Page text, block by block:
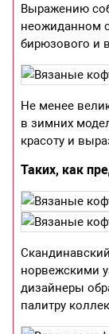
Выражению
неожиданном
бирюзового и
Не менее
в зимних
красоту и
Таких, как
норвежскими
дизайнеры
палитру